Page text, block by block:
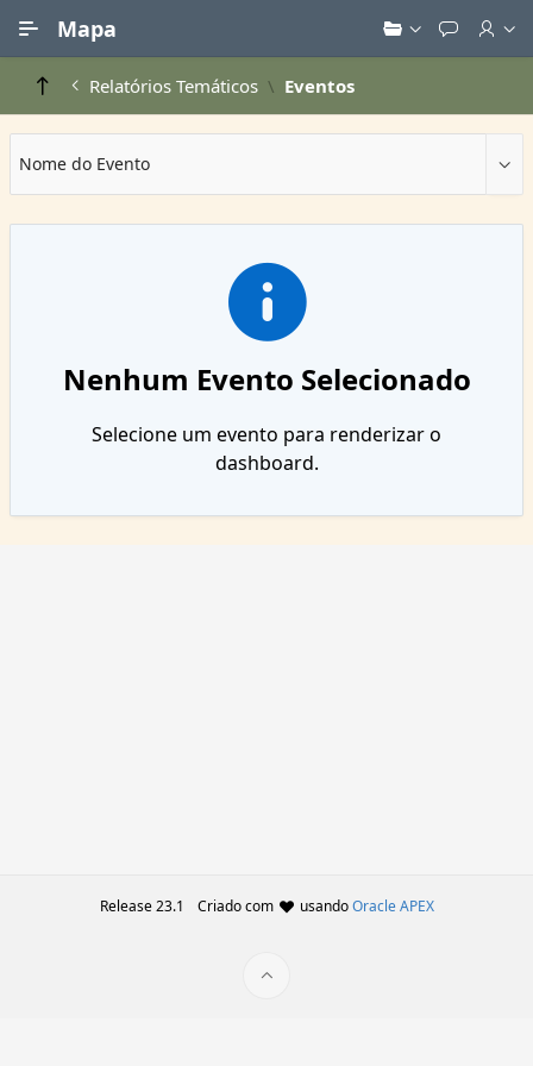
Mapa
Relatórios Temáticos Eventos
Nome do Evento
Nenhum Evento Selecionado
Selecione um evento para renderizar o
dashboard.
Release 23.1 Criado com usandoOracle APEX